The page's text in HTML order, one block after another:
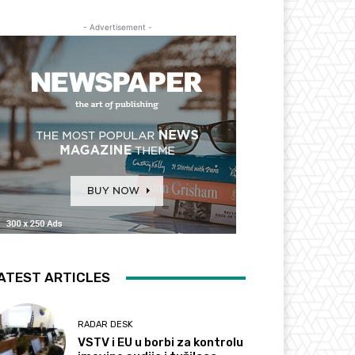
- Advertisement -
ARTICLES
RADAR DESK
VSTV i EU u borbi za kontrolu